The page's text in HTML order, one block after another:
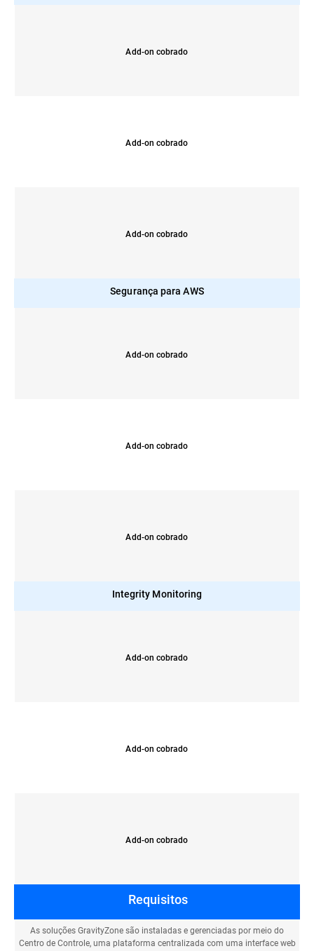
Add-on cobrado
Add-on cobrado
Add-on cobrado
Segurança para AWS
Add-on cobrado
Add-on cobrado
Add-on cobrado
Integrity Monitoring
Add-on cobrado
Add-on cobrado
Add-on cobrado
Requisitos
As soluções GravityZone são instaladas e gerenciadas por meio do
Centro de Controle, uma plataforma centralizada com uma interface web